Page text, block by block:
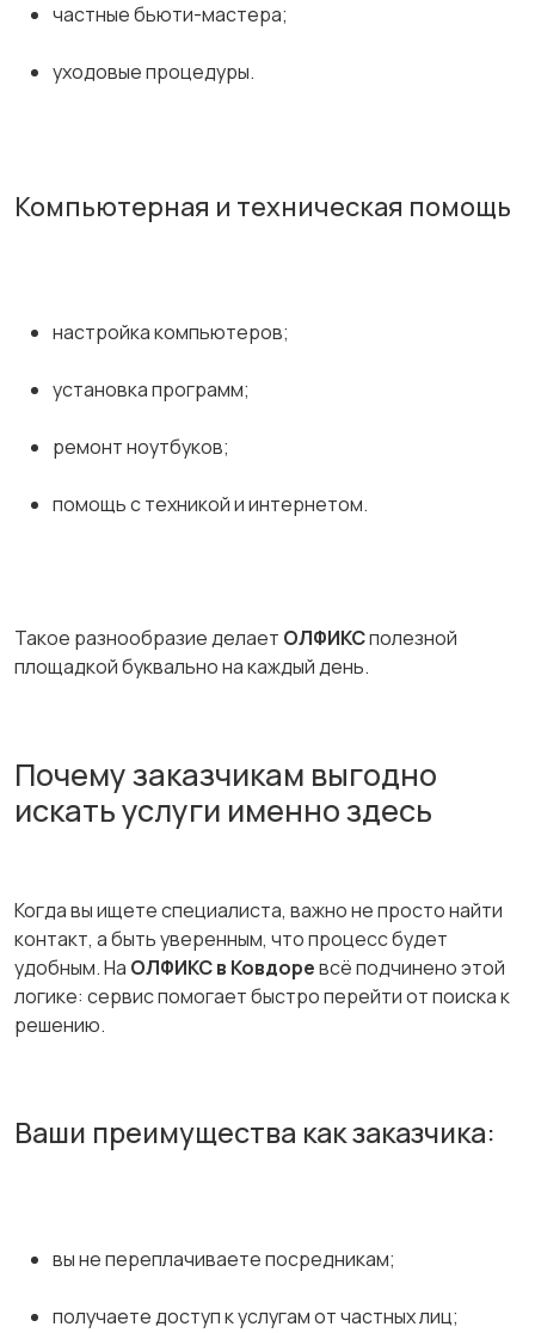
частные бьюти-мастера;
уходовые процедуры.
Компьютерная и техническая помощь
настройка компьютеров;
установка программ;
ремонт ноутбуков;
помощь с техникой и интернетом.
Такое разнообразие делает ОЛФИКСполезной
площадкой буквально на каждый день.
Почему заказчикам выгодно
искать услуги именно здесь
Когда вы ищете специалиста, важно не просто найти
контакт, а быть уверенным, что процесс будет
удобным. На ОЛФИКС в Ковдоревсё подчинено этой
логике: сервис помогает быстро перейти от поиска к
решению.
Ваши преимущества как заказчика:
вы не переплачиваете посредникам;
получаете доступ к услугам от частных лиц;